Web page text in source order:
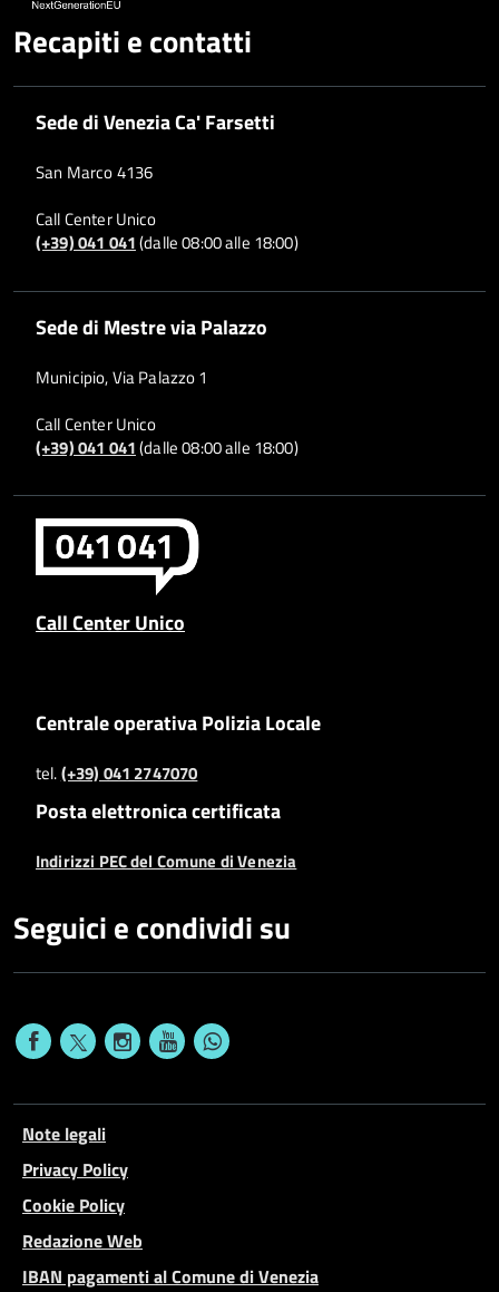
Recapiti e contatti
Sede di Venezia Ca' Farsetti
San Marco 4136
Call Center Unico
(+39) 041 041(dalle 08:00 alle 18:00)
Sede di Mestre via Palazzo
Municipio, Via Palazzo 1
Call Center Unico
(+39) 041 041(dalle 08:00 alle 18:00)
Call Center Unico
Centrale operativa Polizia Locale
tel.(+39) 041 2747070
Posta elettronica certificata
Indirizzi PEC del Comune di Venezia
Seguici e condividi su
Note legali
Privacy Policy
Cookie Policy
Redazione Web
IBAN pagamenti al Comune di Venezia